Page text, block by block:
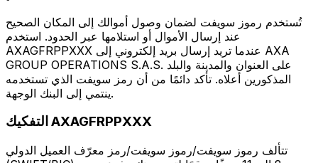
تُستخدم رموز سويفت لضمان وصول أموالك إلى المكان الصحيح
عند إرسال الأموال أو استلامها عبر الحدود. استخدم
AXAGFRPPXXX عندما تريد إرسال بريد إلكتروني إلى AXA
GROUP OPERATIONS S.A.S. على العنوان والمدينة والبلد
المذكورين أعلاه. تأكد دائمًا من أن رمز سويفت الذي تستخدمه
ينتمي إلى البنك الوجهة.
التفكيك AXAGFRPPXXX
تتألف رموز سويفت/رموز سويفت/رمز معرّف العميل الدولي